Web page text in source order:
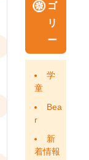
ゴ
リ
ー
学
童
Bea
r
新
着情報